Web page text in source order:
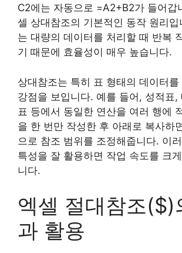
C2에는 자동으로 =A2+B2가 들어갑
셀 상대참조의 기본적인 동작 원리
는 대량의 데이터를 처리할 때 반복
기 때문에 효율성이 매우 높습니다.
상대참조는 특히 표 형태의 데이터
강점을 보입니다. 예를 들어, 성적표,
표 등에서 동일한 연산을 여러 행에
을 한 번만 작성한 후 아래로 복사하
으로 참조 범위를 조정해줍니다. 이
특성을 잘 활용하면 작업 속도를 크
니다.
엑셀 절대참조($)
과 활용